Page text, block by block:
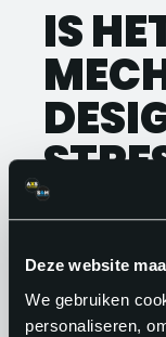
Deze website
We gebruiken
personaliseren,
IS
Het werk
goed te
zorgen voor